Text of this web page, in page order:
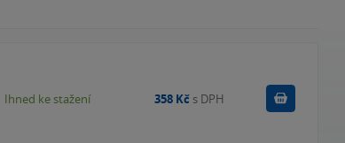
Ihned ke stažení 358 Kč s DPH Koupit